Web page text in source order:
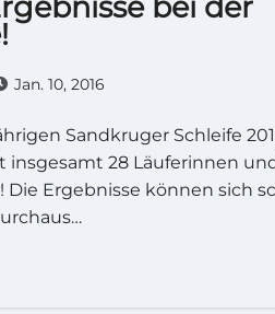
Jan. 10, 2016
insgesamt 28 Läuferinnen
Die Ergebnisse können sich